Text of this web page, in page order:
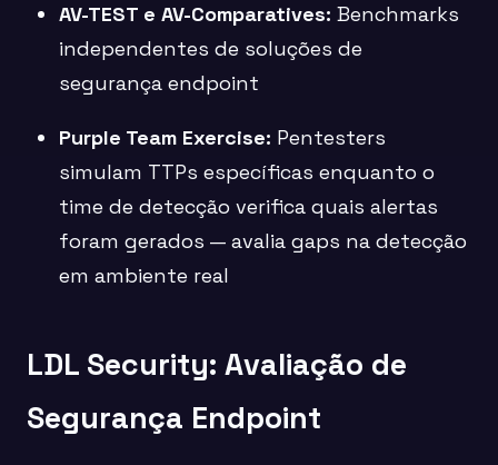
AV-TEST e AV-Comparatives: Benchmarks
independentes de soluções de
segurança endpoint
Purple Team Exercise: Pentesters
simulam TTPs específicas enquanto o
time de detecção verifica quais alertas
foram gerados — avalia gaps na detecção
em ambiente real
LDL Security: Avaliação de
Segurança Endpoint